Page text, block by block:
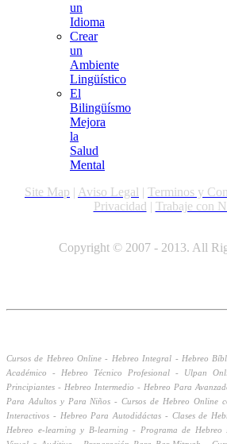
un
Idioma
Crear
un
Ambiente
Lingüístico
El
Bilingüísmo
Mejora
la
Salud
Mental
Site Map | Aviso Legal | Terminos y
Privacidad | Trabaje con
Copyright © 2007 - 2013. All
Cursos de Hebreo Online - Hebreo Integral - Hebreo
Académico - Hebreo Técnico Profesional - Ulpan
Principiantes - Hebreo Intermedio - Hebreo Para
Para Adultos y Para Niños - Cursos de Hebreo Online
Interactivos - Hebreo Para Autodidáctas - Clases de
Hebreo e-learning y B-learning - Programa de Hebreo